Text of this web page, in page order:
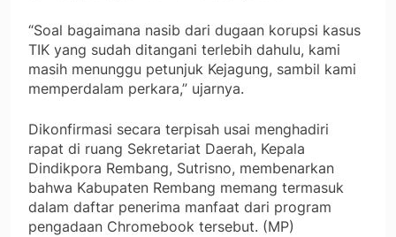
“Soal bagaimana nasib dari dugaan korupsi kasus
TIK yang sudah ditangani terlebih dahulu, kami
masih menunggu petunjuk Kejagung, sambil kami
memperdalam perkara,” ujarnya.
Dikonfirmasi secara terpisah usai menghadiri
rapat di ruang Sekretariat Daerah, Kepala
Dindikpora Rembang, Sutrisno, membenarkan
bahwa Kabupaten Rembang memang termasuk
dalam daftar penerima manfaat dari program
pengadaan Chromebook tersebut. (MP)